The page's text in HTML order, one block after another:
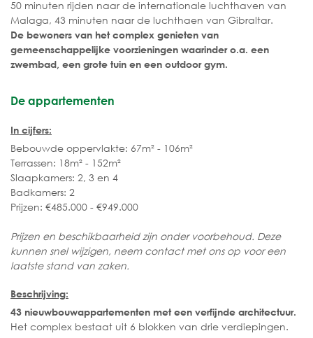
50 minuten rijden naar de internationale luchthaven van
Malaga, 43 minuten naar de luchthaen van Gibraltar.
De bewoners van het complex genieten van
gemeenschappelijke voorzieningen waarinder o.a. een
zwembad, een grote tuin en een outdoor gym.
De appartementen
In cijfers:
Bebouwde oppervlakte: 67m² - 106m²
Terrassen: 18m² - 152m²
Slaapkamers: 2, 3 en 4
Badkamers: 2
Prijzen: €485.000 - €949.000
Prijzen en beschikbaarheid zijn onder voorbehoud. Deze
kunnen snel wijzigen, neem contact met ons op voor een
laatste stand van zaken.
Beschrijving:
43 nieuwbouwappartementen met een verfijnde architectuur.
Het complex bestaat uit 6 blokken van drie verdiepingen.